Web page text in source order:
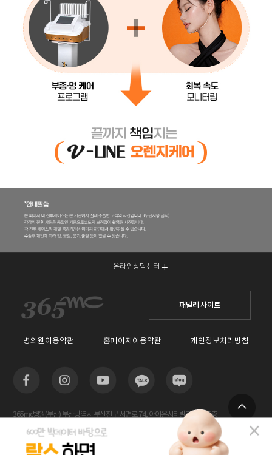
TOP
온라인상담센터
패밀리 사이트
병의원이용약관 홈페이지이용약관 개인정보처리방침
365mc병원(부산) 부산광역시 부산진구 서면로 74, 아이온시티빌딩 13~15층
사업자등록번호 : 605-26-86822 / 박윤찬, 김남철 / 대표전화번호 / 1577-3653
람스 스페셜센터(해운대) 부산광역시 해운대구 센텀2로 20(우동) 센텀타워메디컬 14층